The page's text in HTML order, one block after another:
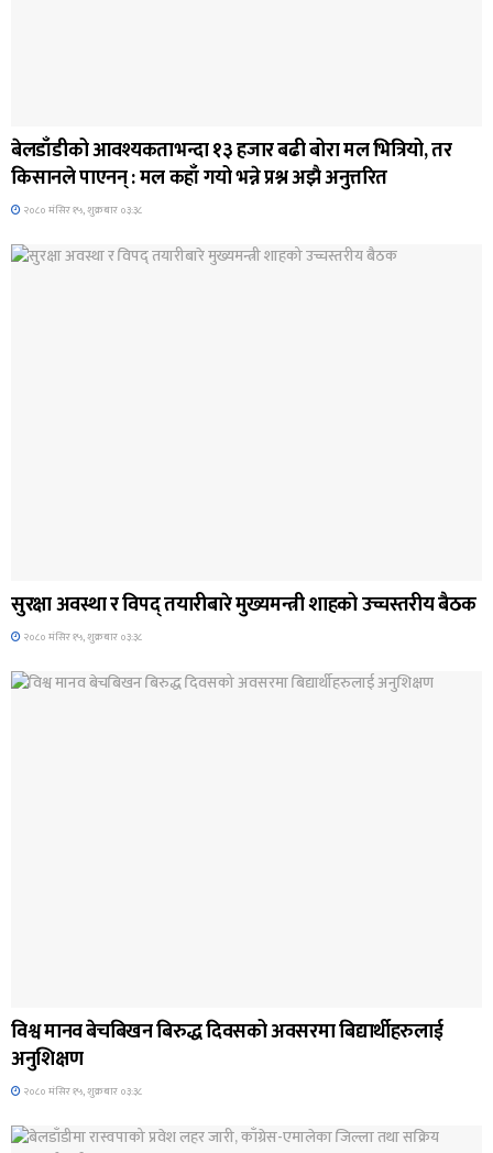
बेलडाँडीको आवश्यकताभन्दा १३ हजार बढी बोरा मल भित्रियो, तर
किसानले पाएनन् : मल कहाँ गयो भन्ने प्रश्न अझै अनुत्तरित
२०८० मंसिर १५, शुक्रबार ०३:३८
सुरक्षा अवस्था र विपद् तयारीबारे मुख्यमन्त्री शाहको उच्चस्तरीय बैठक
२०८० मंसिर १५, शुक्रबार ०३:३८
विश्व मानव बेचबिखन बिरुद्ध दिवसको अवसरमा बिद्यार्थीहरुलाई
अनुशिक्षण
२०८० मंसिर १५, शुक्रबार ०३:३८